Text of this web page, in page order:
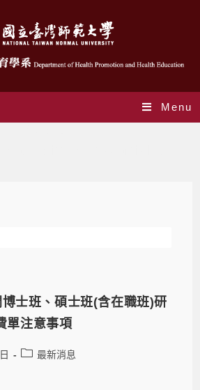
Menu
士班、碩士班(含在職班)研
單注意事項
最新消息